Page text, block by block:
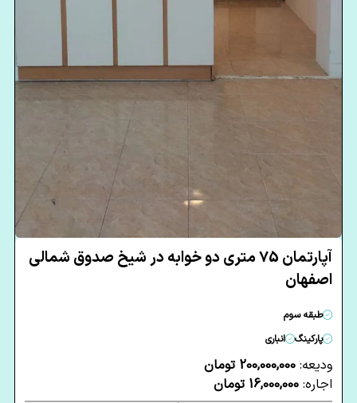
آپارتمان 75 متری دو خوابه در شیخ صدوق شمالی
اصفهان
طبقه سوم
پارکینگ
انباری
ودیعه: 200,000,000 تومان
اجاره: 16,000,000 تومان